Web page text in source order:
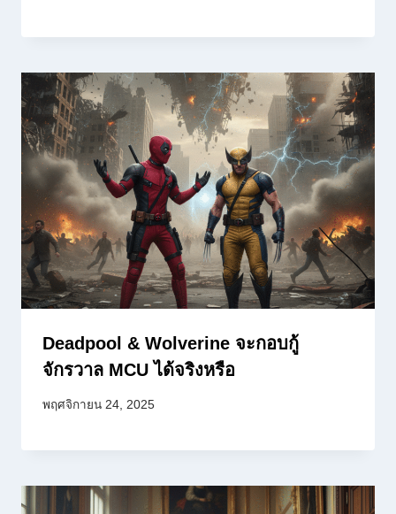
Deadpool & Wolverine จะกอบกู้
จักรวาล MCU ได้จริงหรือ
พฤศจิกายน 24, 2025